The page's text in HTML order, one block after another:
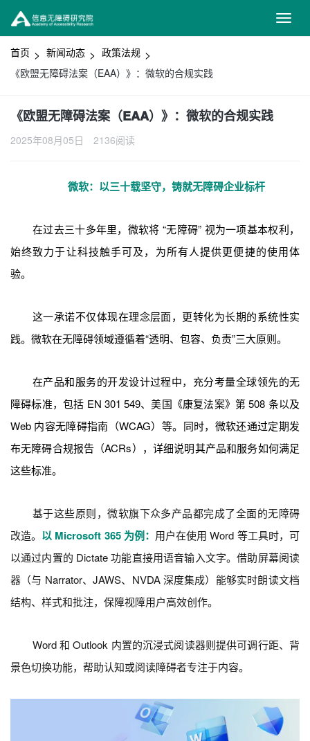
首页 新闻动态
政策法规
《欧盟无障碍法案（EAA）》：微软的合规实践
《欧盟无障碍法案（EAA）》：微软的合规实践
2025年08月05日 2136阅读
微软：以三十载坚守，铸就无障碍企业标杆
在过去三十多年里，微软将 “无障碍” 视为一项基本权利，
始终致力于让科技触手可及，为所有人提供更便捷的使用体
验。
这一承诺不仅体现在理念层面，更转化为长期的系统性实
践。微软在无障碍领域遵循着“透明、包容、负责”三大原则。
在产品和服务的开发设计过程中，充分考量全球领先的无
障碍标准，包括 EN 301 549、美国《康复法案》第 508 条以及
Web 内容无障碍指南（WCAG）等。同时，微软还通过定期发
布无障碍合规报告（ACRs），详细说明其产品和服务如何满足
这些标准。
基于这些原则，微软旗下众多产品都完成了全面的无障碍
改造。 以 Microsoft 365 为例： 用户在使用 Word 等工具时，可
以通过内置的 Dictate 功能直接用语音输入文字。借助屏幕阅读
器（与 Narrator、JAWS、NVDA 深度集成）能够实时朗读文档
结构、样式和批注，保障视障用户高效创作。
Word 和 Outlook 内置的沉浸式阅读器则提供可调行距、背
景色切换功能，帮助认知或阅读障碍者专注于内容。